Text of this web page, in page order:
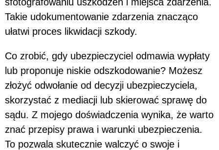
Takie udokumentowanie zdarzenia znacząco
ułatwi proces likwidacji szkody.
Co zrobić, gdy ubezpieczyciel odmawia wypłaty
lub proponuje niskie odszkodowanie? Możesz
złożyć odwołanie od decyzji ubezpieczyciela,
skorzystać z mediacji lub skierować sprawę do
sądu. Z mojego doświadczenia wynika, że warto
znać przepisy prawa i warunki ubezpieczenia.
To pozwala skutecznie walczyć o swoje i